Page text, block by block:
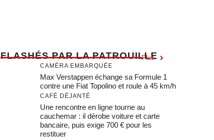
FLASHÉS PAR LA PATROUILLE
Plus
CAMÉRA EMBARQUÉE
Max Verstappen échange sa Formule 1
contre une Fiat Topolino et roule à 45 km/h
CAFÉ DÉJANTÉ
Une rencontre en ligne tourne au
cauchemar : il dérobe voiture et carte
bancaire, puis exige 700 € pour les
restituer